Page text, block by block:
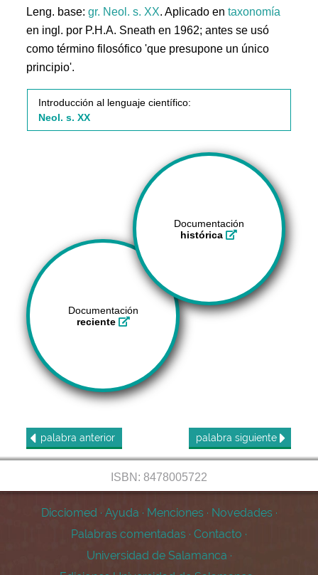
Leng. base:gr. Neol. s. XX. Aplicado entaxonomía
en ingl. por P.H.A. Sneath en 1962; antes se usó
como término filosófico 'que presupone un único
principio'.
Introducción al lenguaje científico:
Neol. s. XX
Documentación
histórica
Documentación
reciente
palabra anterior palabra siguiente
ISBN: 8478005722
Dicciomed · Ayuda · Menciones · Novedades ·
Palabras comentadas · Contacto ·
Universidad de Salamanca ·